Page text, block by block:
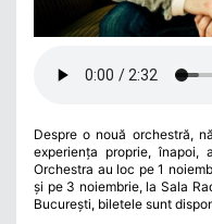
Despre o nouă orchestră,
experiența proprie, înapoi,
Orchestra au loc pe 1
și pe 3 noiembrie, la Sala
București, biletele sunt